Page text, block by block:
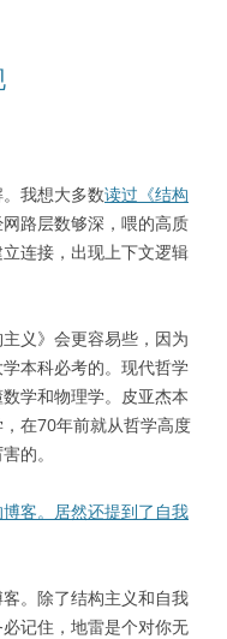
我想大多数读过《结构
路层数够深，喂的高质
连接，出现上下文逻辑
义》会更容易些，因为
本科必考的。现代哲学
学和物理学。皮亚杰本
在70年前就从哲学高度
的。
客。居然还提到了自我
。除了结构主义和自我
记住，地雷是个对你无